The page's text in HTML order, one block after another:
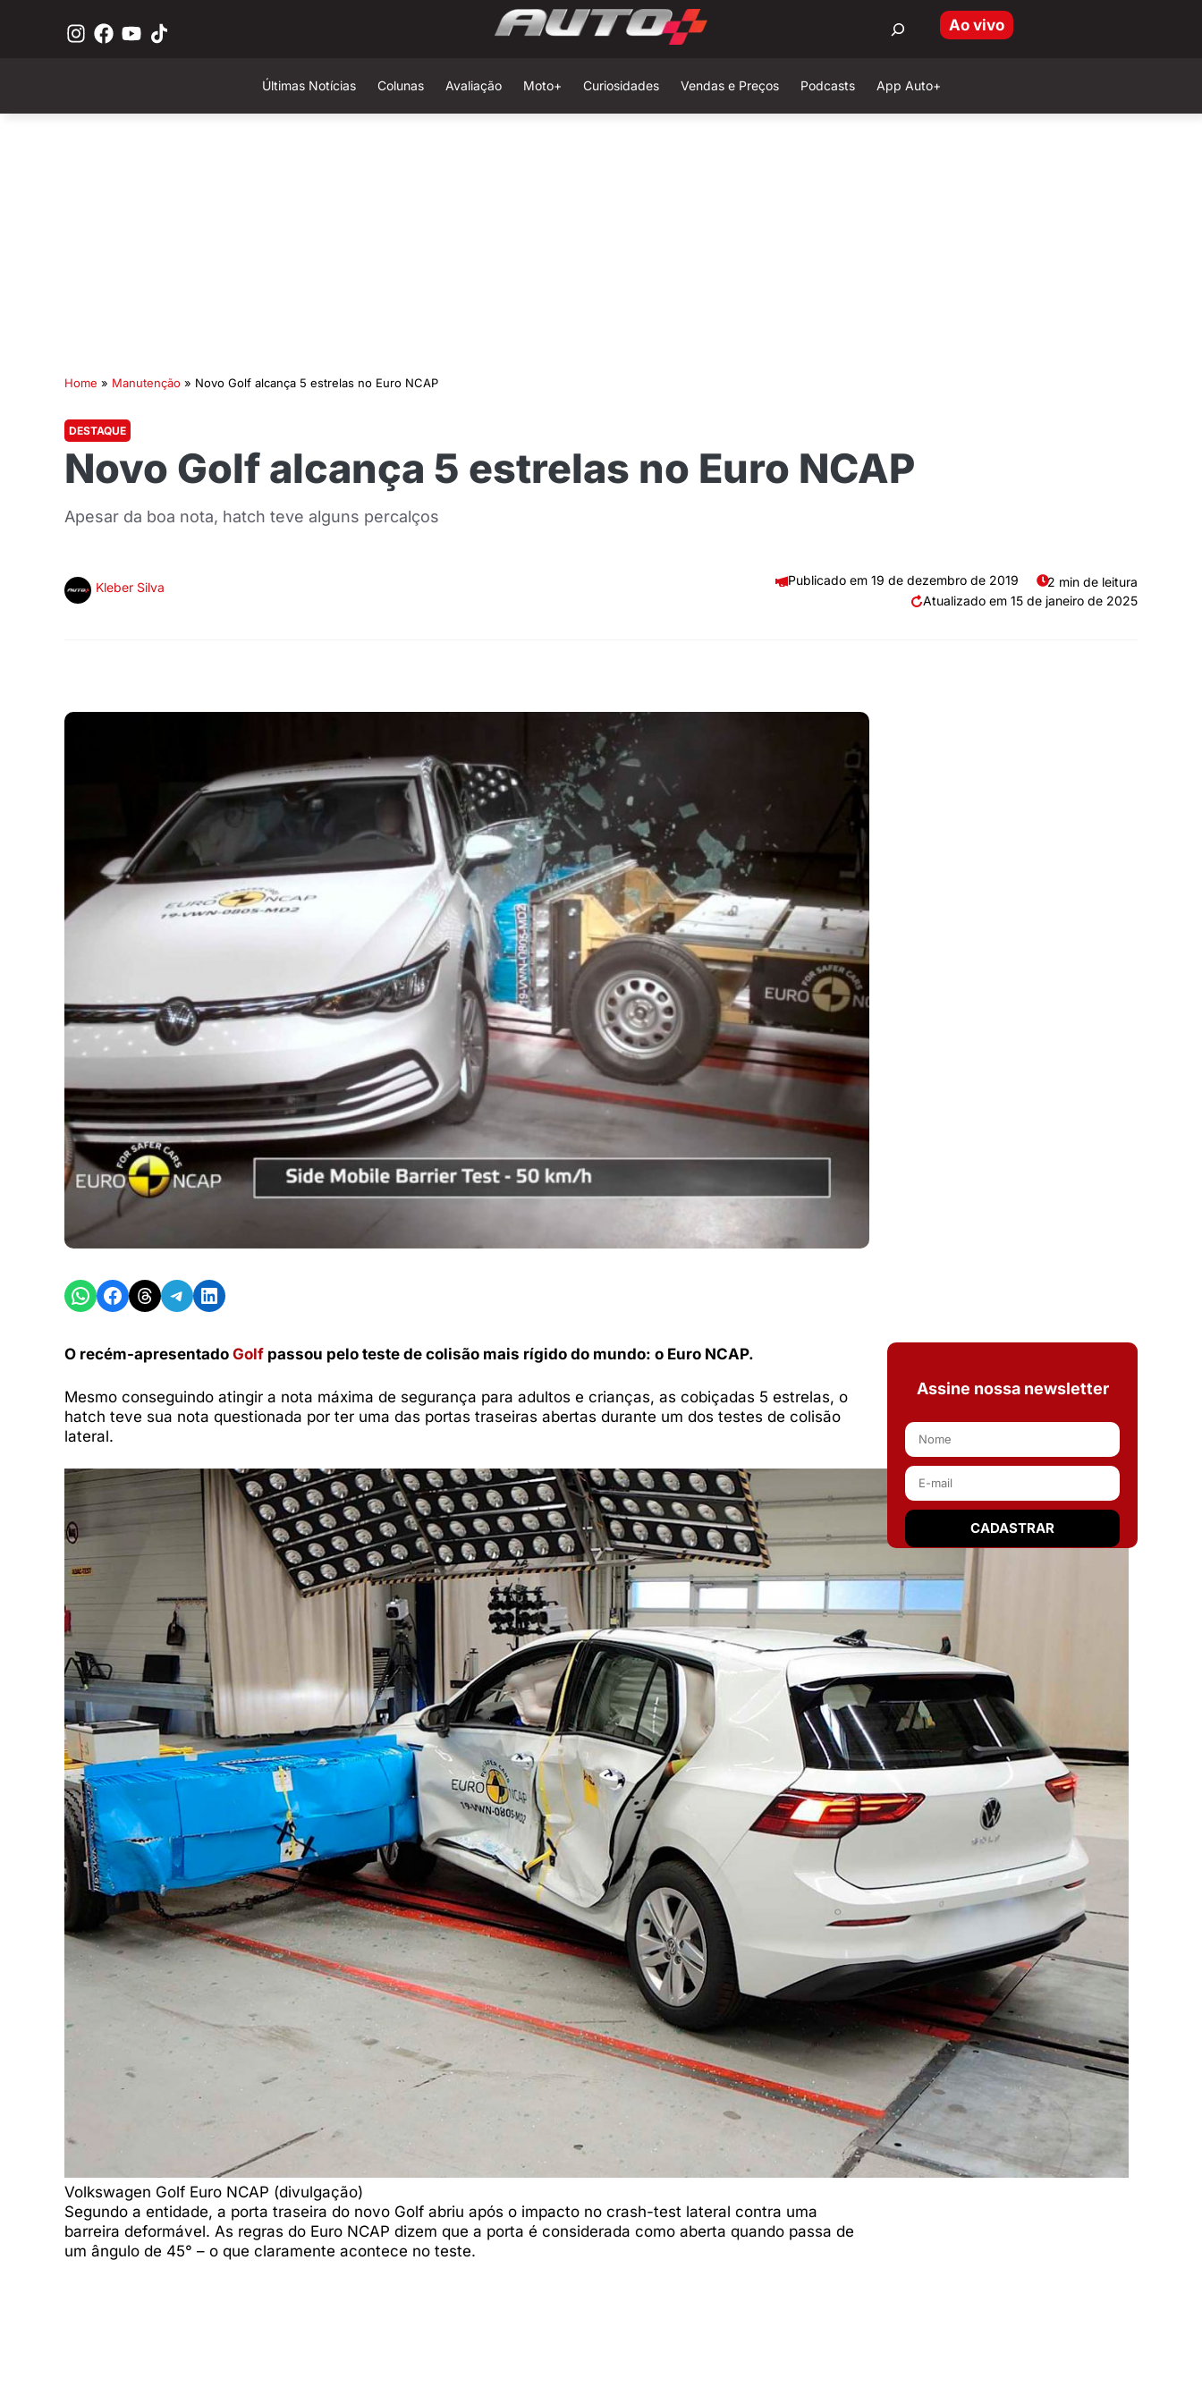
Ao vivo
Últimas Notícias Colunas Avaliação Moto+ Curiosidades Vendas e Preços Podcasts App Auto+
Home » Manutenção » Novo Golf alcança 5 estrelas no Euro NCAP
DESTAQUE
Novo Golf alcança 5 estrelas no Euro NCAP
Apesar da boa nota, hatch teve alguns percalços
Kleber Silva 19 de dezembro de 2019
2 min de leitura
15 de janeiro de 2025
Share on WhatsApp
Share on Facebook
Share on Threads
Share on Telegram
Share on LinkedIn
O recém-apresentado Golf passou pelo teste de colisão mais rígido do mundo: o Euro NCAP.
Mesmo conseguindo atingir a nota máxima de segurança para adultos e crianças, as cobiçadas 5 estrelas, o
hatch teve sua nota questionada por ter uma das portas traseiras abertas durante um dos testes de colisão
lateral.
Volkswagen Golf Euro NCAP (divulgação)
Segundo a entidade, a porta traseira do novo Golf abriu após o impacto no crash-test lateral contra uma
barreira deformável. As regras do Euro NCAP dizem que a porta é considerada como aberta quando passa de
um ângulo de 45° – o que claramente acontece no teste.
Assine nossa newsletter